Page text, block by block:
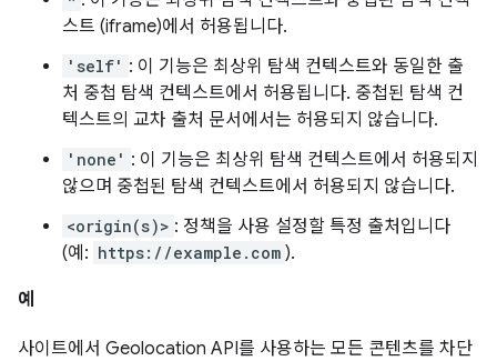
스트 (iframe)에서 허용됩니다.
'self' : 이 기능은 최상위 탐색 컨텍스트와 동일한 출
처 중첩 탐색 컨텍스트에서 허용됩니다. 중첩된 탐색 컨
텍스트의 교차 출처 문서에서는 허용되지 않습니다.
'none' : 이 기능은 최상위 탐색 컨텍스트에서 허용되지
않으며 중첩된 탐색 컨텍스트에서 허용되지 않습니다.
<origin(s)> : 정책을 사용 설정할 특정 출처입니다
(예: https://example.com ).
예
사이트에서 Geolocation API를 사용하는 모든 콘텐츠를 차단